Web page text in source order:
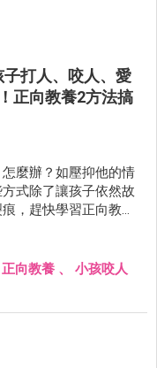
打人、咬人、愛
正向教養2方法搞
麼辦？如壓抑他的情
式除了讓孩子依然故
，趕快學習正向教養
正向教養 、 小孩咬人